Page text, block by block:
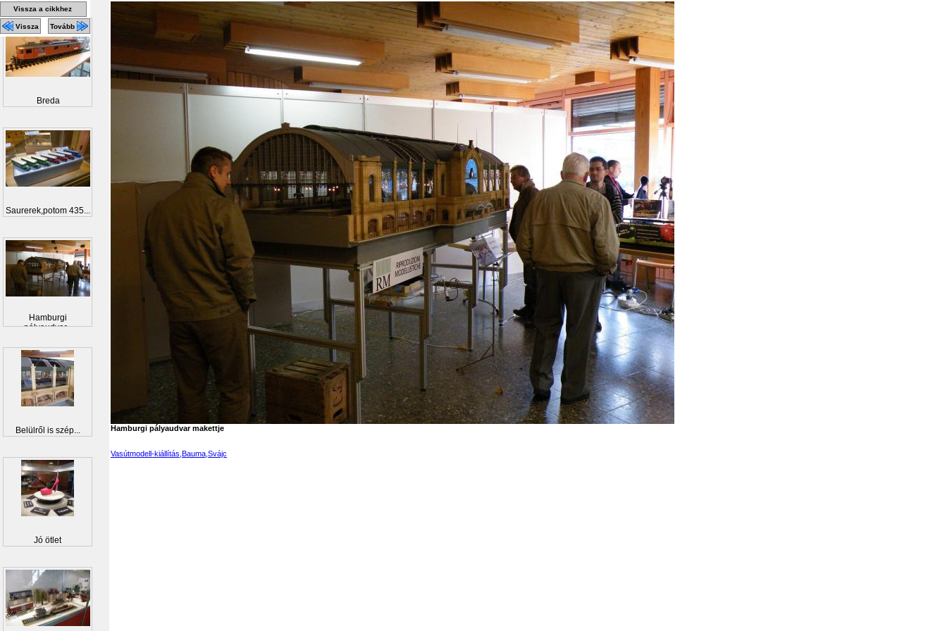
Hamburgi pályaudvar makettje
Vasútmodell-kiállítás,Bauma,Svájc
Vissza a cikkhez
Vissza Tovább
Breda
Saurerek,potom 435...
Hamburgi
pályaudvar...
Belülről is szép...
Jó ötlet